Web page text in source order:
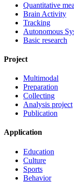
Quantitative
Brain Activity
Tracking
Autonomous
Basic research
Project
Multimodal
Preparation
Collecting
Analysis project
Publication
Application
Education
Culture
Sports
Behavior